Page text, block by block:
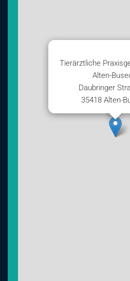
Tierärztliche
Alten-
Daubringer
35418 Alten-